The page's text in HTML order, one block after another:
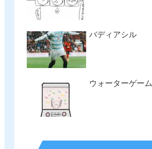
バディアシル
ウォーターゲーム